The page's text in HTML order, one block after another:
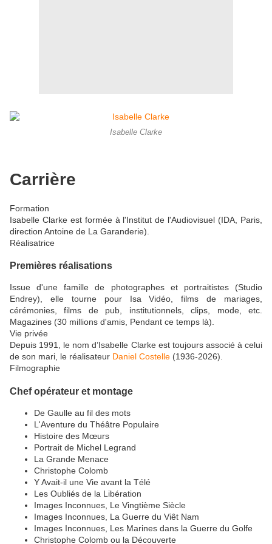
Isabelle Clarke
Carrière
Formation
Isabelle Clarke est formée à l'Institut de l'Audiovisuel (IDA, Paris,
direction Antoine de La Garanderie).
Réalisatrice
Premières réalisations
Issue d'une famille de photographes et portraitistes (Studio
Endrey), elle tourne pour Isa Vidéo, films de mariages,
cérémonies, films de pub, institutionnels, clips, mode, etc.
Magazines (30 millions d'amis, Pendant ce temps là).
Vie privée
Depuis 1991, le nom d’Isabelle Clarke est toujours associé à celui
de son mari, le réalisateur Daniel Costelle (1936-2026).
Filmographie
Chef opérateur et montage
De Gaulle au fil des mots
L'Aventure du Théâtre Populaire
Histoire des Mœurs
Portrait de Michel Legrand
La Grande Menace
Christophe Colomb
Y Avait-il une Vie avant la Télé
Les Oubliés de la Libération
Images Inconnues, Le Vingtième Siècle
Images Inconnues, La Guerre du Viêt Nam
Images Inconnues, Les Marines dans la Guerre du Golfe
Christophe Colomb ou la Découverte